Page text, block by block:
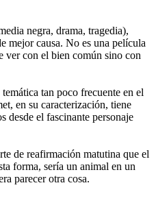
negra, drama, tragedia),
mejor causa. No es una película
ver con el bien común sino con
tan poco frecuente en el
en su caracterización, tiene
el fascinante personaje
de reafirmación matutina que el
forma, sería un animal en un
parecer otra cosa.